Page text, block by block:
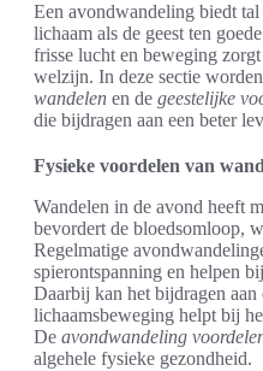
Een avondwandeling biedt
lichaam als de geest ten
frisse lucht en beweging
welzijn. In deze sectie
wandelen en de geestelijke
die bijdragen aan een beter
Fysieke voordelen van
Wandelen in de avond heeft
bevordert de bloedsomloop,
Regelmatige
spierontspanning en helpen
Daarbij kan het bijdragen aan
lichaamsbeweging helpt bij
De avondwandeling
algehele fysieke gezondheid.